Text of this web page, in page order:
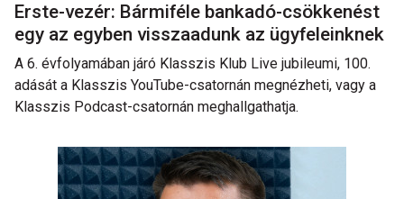
Erste-vezér: Bármiféle bankadó-csökkenést
egy az egyben visszaadunk az ügyfeleinknek
A 6. évfolyamában járó Klasszis Klub Live jubileumi, 100.
adását a Klasszis YouTube-csatornán megnézheti, vagy a
Klasszis Podcast-csatornán meghallgathatja.